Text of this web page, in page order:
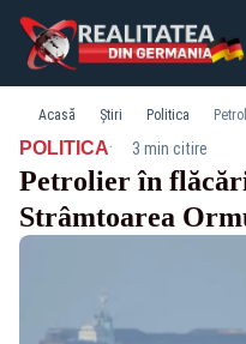
Acasă Știri Politica
POLITICA· 3 min citire
Petrolier în
Strâmtoarea